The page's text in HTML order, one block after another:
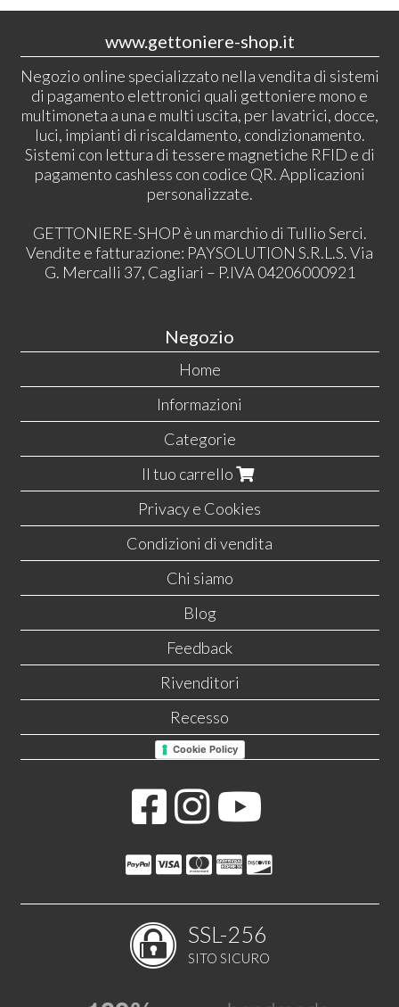
www.gettoniere-shop.it
Negozio online specializzato nella vendita di sistemi
di pagamento elettronici quali gettoniere mono e
multimoneta a una e multi uscita, per lavatrici, docce,
luci, impianti di riscaldamento, condizionamento.
Sistemi con lettura di tessere magnetiche RFID e di
pagamento cashless con codice QR. Applicazioni
personalizzate.
GETTONIERE-SHOP è un marchio di Tullio Serci.
Vendite e fatturazione: PAYSOLUTION S.R.L.S. Via
G. Mercalli 37, Cagliari – P.IVA 04206000921
Negozio
Home
Informazioni
Categorie
Il tuo carrello
Privacy e Cookies
Condizioni di vendita
Chi siamo
Blog
Feedback
Rivenditori
Recesso
Cookie Policy
SSL-256
SITO SICURO